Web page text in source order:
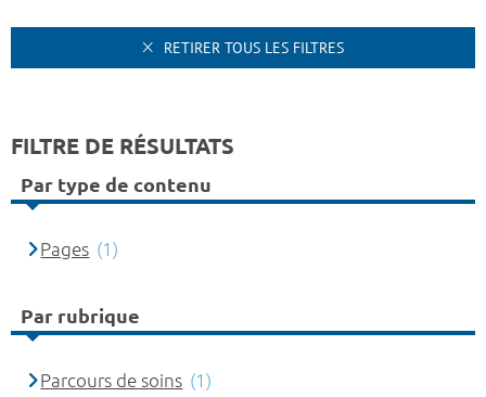
RETIRER TOUS LES FILTRES
FILTRE DE RÉSULTATS
Par type de contenu
Pages (1)
Par rubrique
Parcours de soins (1)